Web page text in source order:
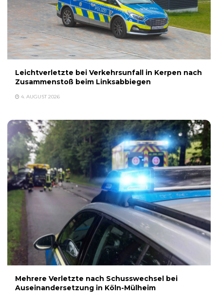
Leichtverletzte bei Verkehrsunfall in Kerpen nach
Zusammenstoß beim Linksabbiegen
4. AUGUST 2026
Mehrere Verletzte nach Schusswechsel bei
Auseinandersetzung in Köln-Mülheim